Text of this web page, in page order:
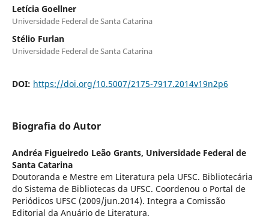
Letícia Goellner
Universidade Federal de Santa Catarina
Stélio Furlan
Universidade Federal de Santa Catarina
DOI: https://doi.org/10.5007/2175-7917.2014v19n2p6
Biografia do Autor
Andréa Figueiredo Leão Grants, Universidade Federal de
Santa Catarina
Doutoranda e Mestre em Literatura pela UFSC. Bibliotecária
do Sistema de Bibliotecas da UFSC. Coordenou o Portal de
Periódicos UFSC (2009/jun.2014). Integra a Comissão
Editorial da Anuário de Literatura.